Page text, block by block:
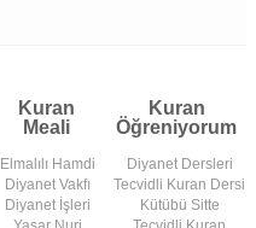
Kuran
Meali
Kuran
Öğreniyorum
Elmalılı Hamdi
Diyanet Vakfı
Diyanet İşleri
Diyanet Dersleri
Tecvidli Kuran Dersi
Kütübü Sitte